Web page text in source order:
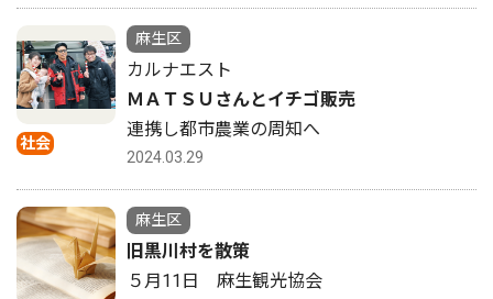
社会
麻生区
カルナエスト
ＭＡＴＳＵさんとイチゴ販売
連携し都市農業の周知へ
2024.03.29
麻生区
旧黒川村を散策
５月11日 麻生観光協会